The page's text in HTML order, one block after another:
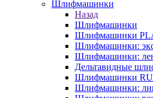
Шлифмашинки
Назад
Шлифмашинки
Шлифмашинки
Шлифмашинки:
Шлифмашинки:
Дельтавидные
Шлифмашинки
Шлифмашинки: